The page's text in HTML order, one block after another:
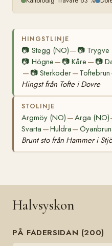
HINGSTLINJE
📷 Stegg (NO)— 📷 Trygve
📷 Högne— 📷Kåre — 📷
— 📷Sterkoder—Toftebrun
Hingst från Tofte i Dovre
STOLINJE
Argmöy (NO) —Arga (NO)
Svarta —Huldra—
Brunt sto från Hammer i
Halvsyskon
PÅ FADERSIDAN (200)